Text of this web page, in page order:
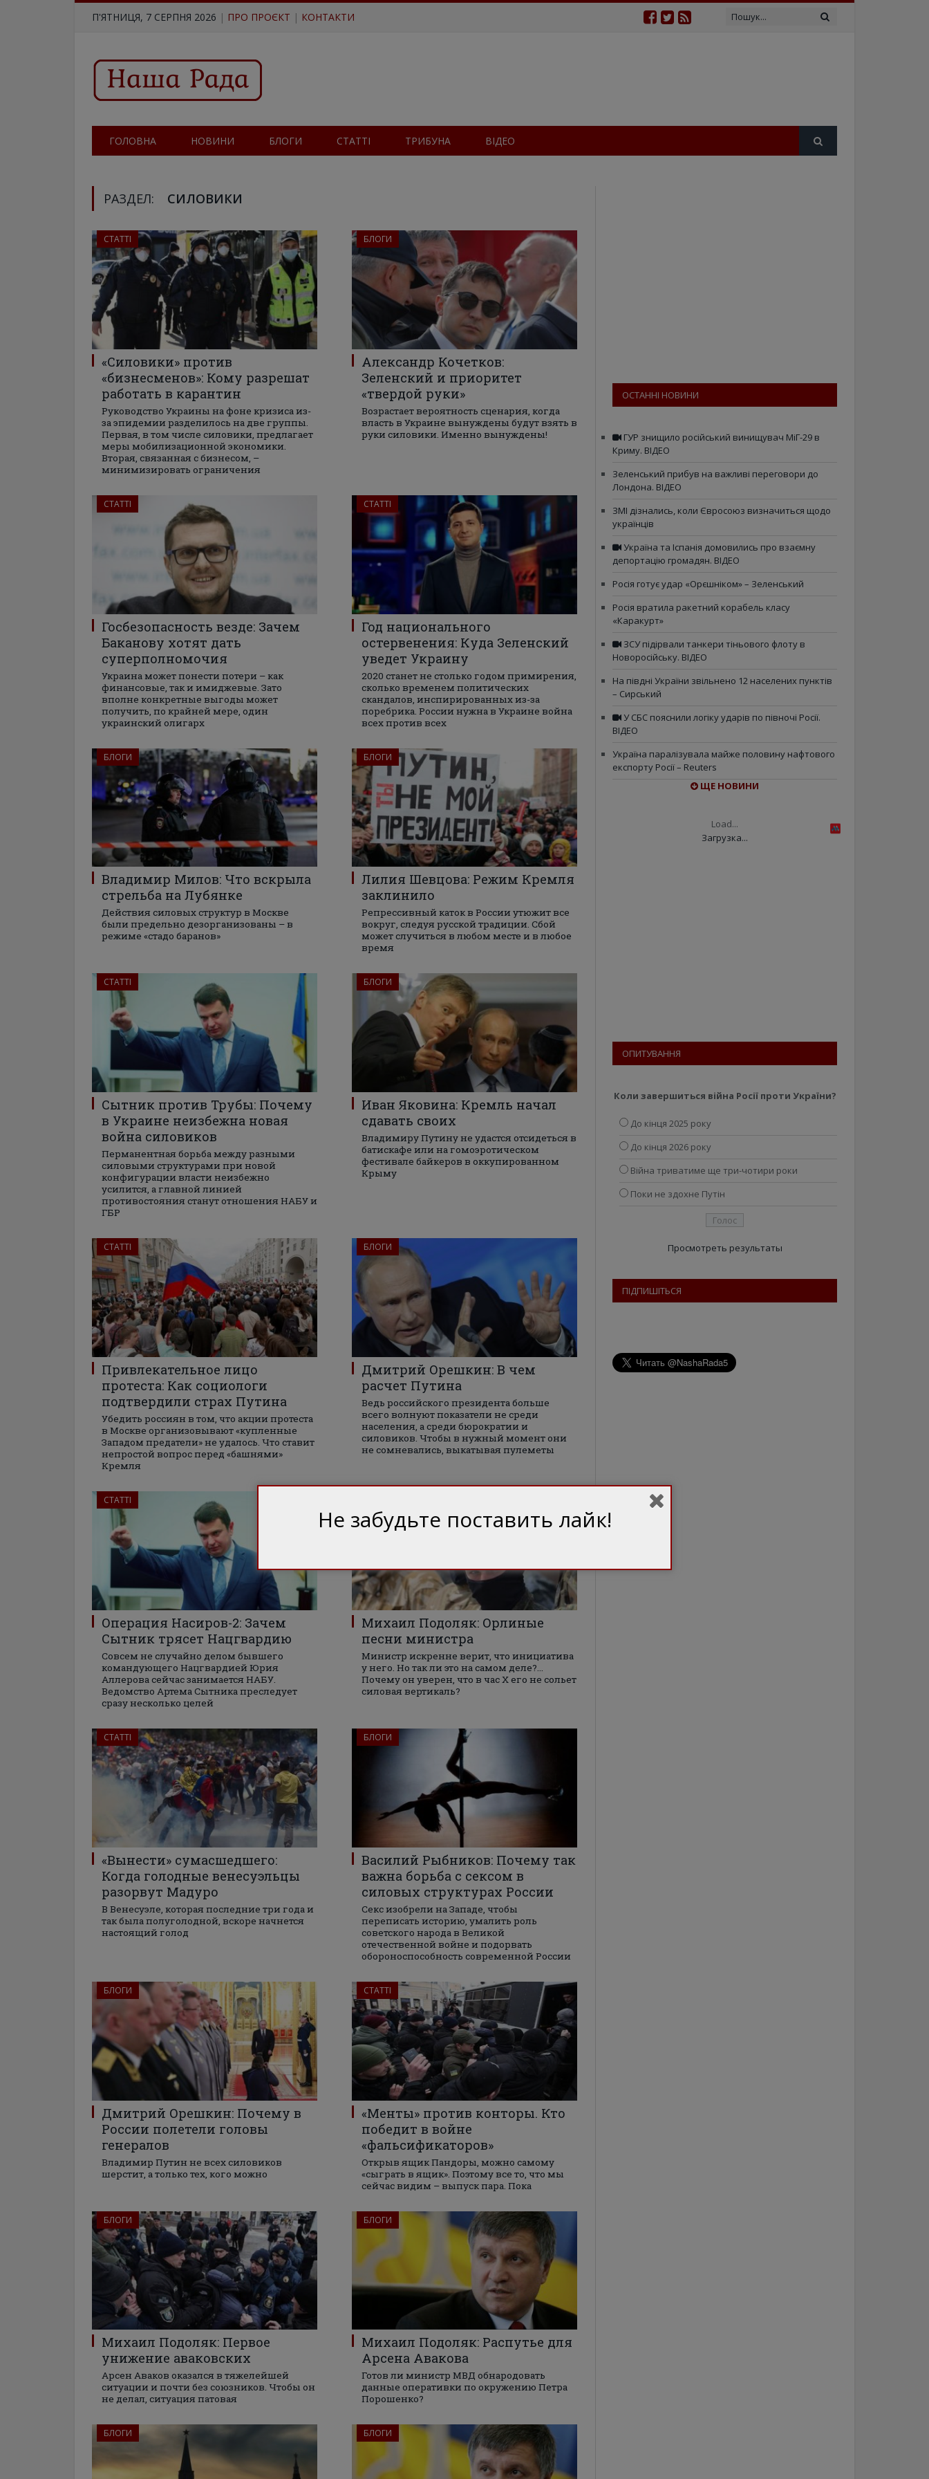
П'ЯТНИЦЯ, 7 СЕРПНЯ 2026 | ПРО ПРОЄКТ | КОНТАКТИ
ГОЛОВНА НОВИНИ БЛОГИ СТАТТІ ТРИБУНА ВІДЕО
РАЗДЕЛ: СИЛОВИКИ
СТАТТІ
«Силовики» против
«бизнесменов»: Кому разрешат
работать в карантин
Руководство Украины на фоне кризиса из-
за эпидемии разделилось на две группы.
Первая, в том числе силовики, предлагает
меры мобилизационной экономики.
Вторая, связанная с бизнесом, –
минимизировать ограничения
БЛОГИ
Александр Кочетков:
Зеленский и приоритет
«твердой руки»
Возрастает вероятность сценария, когда
власть в Украине вынуждены будут взять в
руки силовики. Именно вынуждены!
СТАТТІ
Госбезопасность везде: Зачем
Баканову хотят дать
суперполномочия
Украина может понести потери – как
финансовые, так и имиджевые. Зато
вполне конкретные выгоды может
получить, по крайней мере, один
украинский олигарх
СТАТТІ
Год национального
остервенения: Куда Зеленский
уведет Украину
2020 станет не столько годом примирения,
сколько временем политических
скандалов, инспирированных из-за
поребрика. России нужна в Украине война
всех против всех
БЛОГИ
Владимир Милов: Что вскрыла
стрельба на Лубянке
Действия силовых структур в Москве
были предельно дезорганизованы – в
режиме «стадо баранов»
БЛОГИ
Лилия Шевцова: Режим Кремля
заклинило
Репрессивный каток в России утюжит все
вокруг, следуя русской традиции. Сбой
может случиться в любом месте и в любое
время
СТАТТІ
Сытник против Трубы: Почему
в Украине неизбежна новая
война силовиков
Перманентная борьба между разными
силовыми структурами при новой
конфигурации власти неизбежно
усилится, а главной линией
противостояния станут отношения НАБУ и
ГБР
БЛОГИ
Иван Яковина: Кремль начал
сдавать своих
Владимиру Путину не удастся отсидеться в
батискафе или на гомоэротическом
фестивале байкеров в оккупированном
Крыму
СТАТТІ
Привлекательное лицо
протеста: Как социологи
подтвердили страх Путина
Убедить россиян в том, что акции протеста
в Москве организовывают «купленные
Западом предатели» не удалось. Что ставит
непростой вопрос перед «башнями»
Кремля
БЛОГИ
Дмитрий Орешкин: В чем
расчет Путина
Ведь российского президента больше
всего волнуют показатели не среди
населения, а среди бюрократии и
силовиков. Чтобы в нужный момент они
не сомневались, выкатывая пулеметы
СТАТТІ
Операция Насиров-2: Зачем
Сытник трясет Нацгвардию
Совсем не случайно делом бывшего
командующего Нацгвардией Юрия
Аллерова сейчас занимается НАБУ.
Ведомство Артема Сытника преследует
сразу несколько целей
Михаил Подоляк: Орлиные
песни министра
Министр искренне верит, что инициатива
у него. Но так ли это на самом деле?...
Почему он уверен, что в час Х его не сольет
силовая вертикаль?
СТАТТІ
«Вынести» сумасшедшего:
Когда голодные венесуэльцы
разорвут Мадуро
В Венесуэле, которая последние три года и
так была полуголодной, вскоре начнется
настоящий голод
БЛОГИ
Василий Рыбников: Почему так
важна борьба с сексом в
силовых структурах России
Секс изобрели на Западе, чтобы
переписать историю, умалить роль
советского народа в Великой
отечественной войне и подорвать
обороноспособность современной России
БЛОГИ
Дмитрий Орешкин: Почему в
России полетели головы
генералов
Владимир Путин не всех силовиков
шерстит, а только тех, кого можно
СТАТТІ
«Менты» против конторы. Кто
победит в войне
«фальсификаторов»
Открыв ящик Пандоры, можно самому
«сыграть в ящик». Поэтому все то, что мы
сейчас видим – выпуск пара. Пока
БЛОГИ
Михаил Подоляк: Первое
унижение аваковских
Арсен Аваков оказался в тяжелейшей
ситуации и почти без союзников. Чтобы он
не делал, ситуация патовая
БЛОГИ
Михаил Подоляк: Распутье для
Арсена Авакова
Готов ли министр МВД обнародовать
данные оперативки по окружению Петра
Порошенко?
БЛОГИ БЛОГИ
ОСТАННІ НОВИНИ
ГУР знищило російський винищувач МіГ-29 в
Криму. ВІДЕО
Зеленський прибув на важливі переговори до
Лондона. ВІДЕО
ЗМІ дізнались, коли Євросоюз визначиться щодо
українців
Україна та Іспанія домовились про взаємну
депортацію громадян. ВІДЕО
Росія готує удар «Орєшніком» – Зеленський
Росія вратила ракетний корабель класу
«Каракурт»
ЗСУ підірвали танкери тіньового флоту в
Новоросійську. ВІДЕО
На півдні України звільнено 12 населених пунктів
– Сирський
У СБС пояснили логіку ударів по півночі Росії.
ВІДЕО
Україна паралізувала майже половину нафтового
експорту Росії – Reuters
ЩЕ НОВИНИ
Load...
Загрузка...
ОПИТУВАННЯ
Коли завершиться війна Росії проти України?
До кінця 2025 року
До кінця 2026 року
Війна триватиме ще три-чотири роки
Поки не здохне Путін
Просмотреть результаты
ПІДПИШІТЬСЯ
Не забудьте поставить лайк!